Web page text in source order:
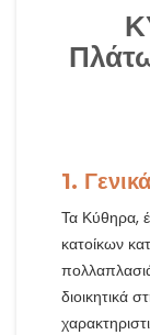
1. Γενικά
Τα Κύθηρα,
κατοίκων
διοικητικά